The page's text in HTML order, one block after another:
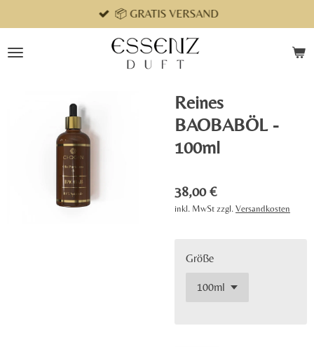
Hauptinhalt
springen
📦 GRATIS VERSAND
Reines
BAOBABÖL -
100ml
38,00 €
inkl. MwSt zzgl. Versandkosten
Größe